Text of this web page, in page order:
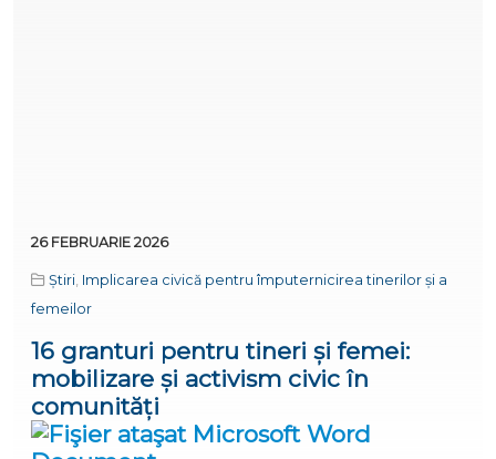
26 FEBRUARIE 2026
Știri Implicarea civică pentru împuternicirea tinerilor și a
femeilor
16 granturi pentru tineri și femei:
mobilizare și activism civic în
comunități